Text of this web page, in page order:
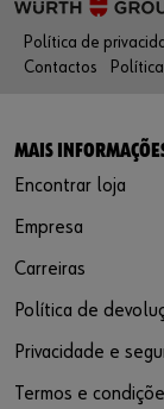
Política de
Contactos
MAIS
Encontrar loja
Empresa
Carreiras
Política de
Privacidade e
Termos e